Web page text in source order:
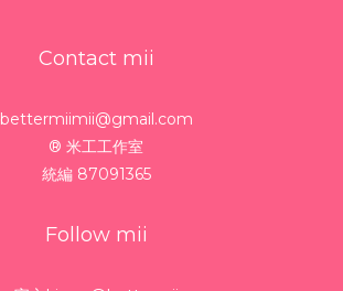
Contact mii
bettermiimii@gmail.com
® 米工工作室
統編 87091365
Follow mii